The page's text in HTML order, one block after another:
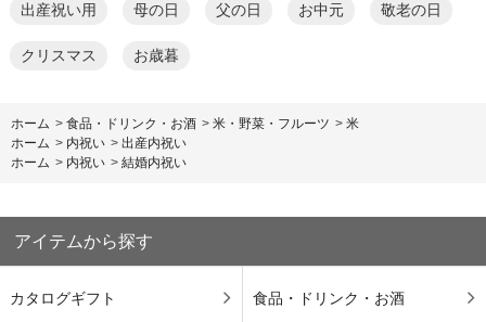
出産祝い用 母の日 父の日 お中元 敬老の日
クリスマス お歳暮
ホーム > 食品・ドリンク・お酒 > 米・野菜・フルーツ > 米
ホーム > 内祝い > 出産内祝い
ホーム > 内祝い > 結婚内祝い
アイテムから探す
カタログギフト 食品・ドリンク・お酒